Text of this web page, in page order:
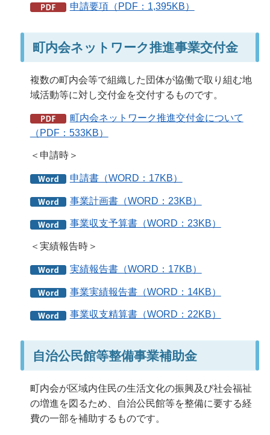
申請要項（PDF：1,395KB）
町内会ネットワーク推進事業交付金
複数の町内会等で組織した団体が協働で取り組む地
域活動等に対し交付金を交付するものです。
町内会ネットワーク推進交付金について
（PDF：533KB）
＜申請時＞
申請書（WORD：17KB）
事業計画書（WORD：23KB）
事業収支予算書（WORD：23KB）
＜実績報告時＞
実績報告書（WORD：17KB）
事業実績報告書（WORD：14KB）
事業収支精算書（WORD：22KB）
自治公民館等整備事業補助金
町内会が区域内住民の生活文化の振興及び社会福祉
の増進を図るため、自治公民館等を整備に要する経
費の一部を補助するものです。